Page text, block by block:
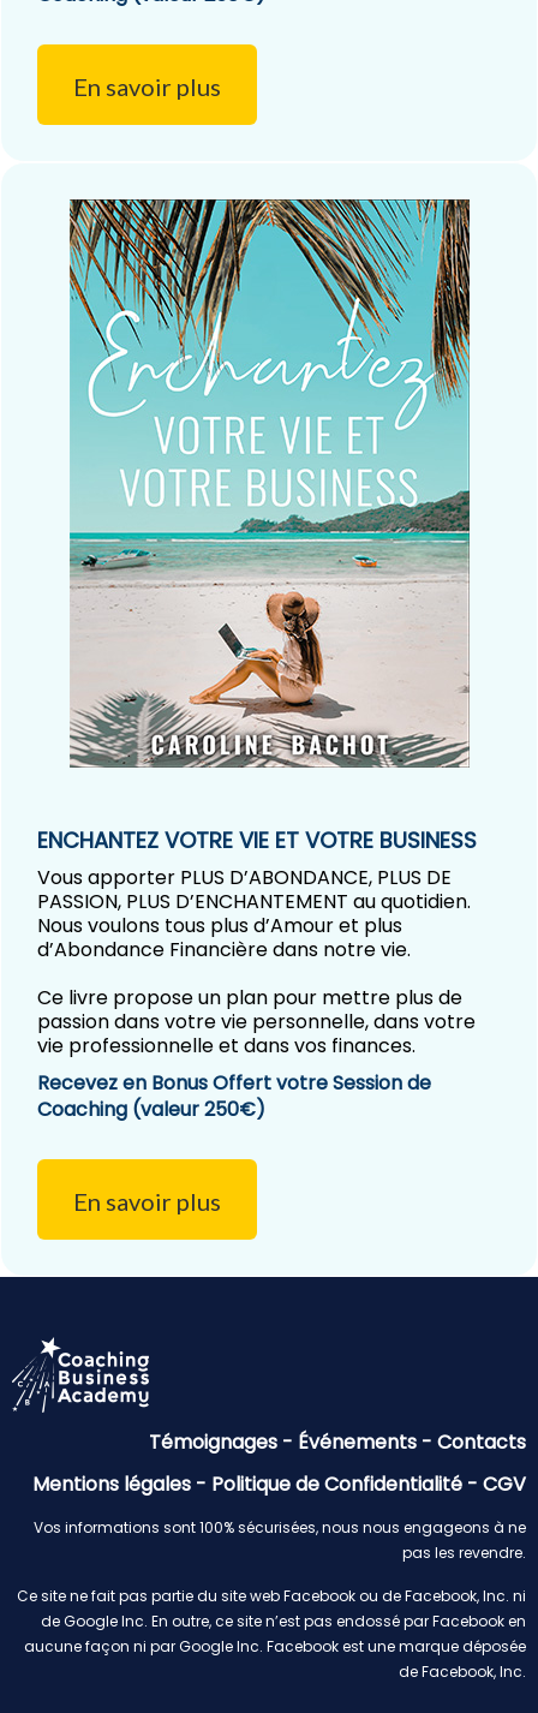
En savoir plus
ENCHANTEZ VOTRE VIE ET VOTRE BUSINESS
Vous apporter PLUS D’ABONDANCE, PLUS DE
PASSION, PLUS D’ENCHANTEMENT au quotidien.
Nous voulons tous plus d’Amour et plus
d’Abondance Financière dans notre vie.
Ce livre propose un plan pour mettre plus de
passion dans votre vie personnelle, dans votre
vie professionnelle et dans vos finances.
Recevez en Bonus Offert votre Session de
Coaching (valeur 250€)
En savoir plus
Témoignages - Événements - Contacts
Mentions légales - Politique de Confidentialité - CGV
Vos informations sont 100% sécurisées, nous nous engageons à ne
pas les revendre.
Ce site ne fait pas partie du site web Facebook ou de Facebook, Inc. ni
de Google Inc. En outre, ce site n’est pas endossé par Facebook en
aucune façon ni par Google Inc. Facebook est une marque déposée
de Facebook, Inc.